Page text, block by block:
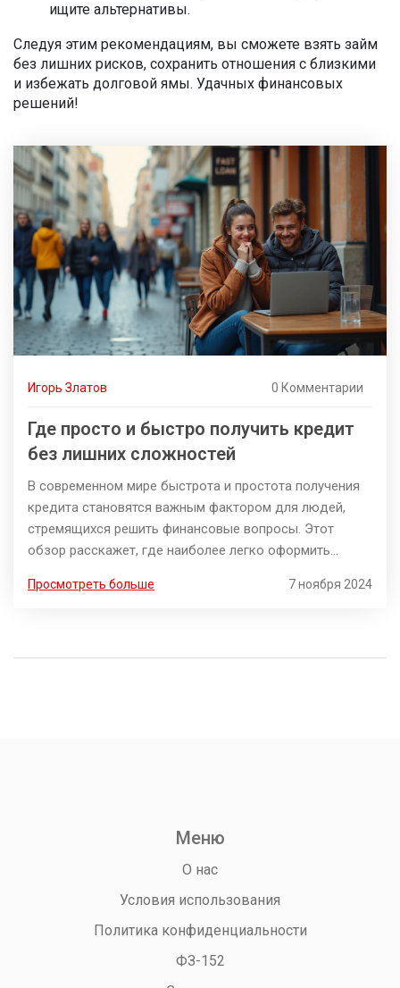
ищите альтернативы.
Следуя этим рекомендациям, вы сможете взять займ
без лишних рисков, сохранить отношения с близкими
и избежать долговой ямы. Удачных финансовых
решений!
Игорь Златов 0 Комментарии
Где просто и быстро получить кредит
без лишних сложностей
В современном мире быстрота и простота получения
кредита становятся важным фактором для людей,
стремящихся решить финансовые вопросы. Этот
обзор расскажет, где наиболее легко оформить
быстрым процессом одобрения, а также на что стоит
получение кредита и избежать ненужных рисков.
Просмотреть больше 7 ноября 2024
Меню
О нас
Условия использования
Политика конфиденциальности
ФЗ-152